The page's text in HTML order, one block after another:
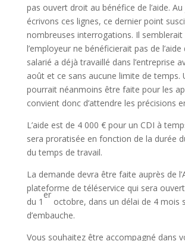
pas ouvert droit au bénéfice de l’aide.
écrivons ces lignes, ce dernier point
nombreuses interrogations. Il semblerait
l’employeur ne bénéficierait pas de
salarié a déjà travaillé dans l’entreprise
août et ce sans aucune limite de temps.
pourrait néanmoins être faite pour les
convient donc d’attendre les précisions
L’aide est de 4 000 € pour un CDI à
sera proratisée en fonction de la durée
du temps de travail.
La demande devra être faite auprès de
plateforme de téléservice qui sera
du 1
er
octobre, dans un délai de 4 mois
d’embauche.
Vous souhaitez être accompagné dans